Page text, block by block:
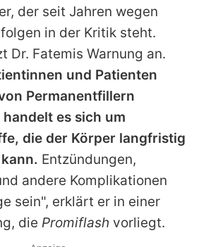
der seit Jahren wegen
in der Kritik steht.
Dr. Fatemis Warnung an.
und Patienten
Permanentfillern
es sich um
die der Körper langfristig
Entzündungen,
andere Komplikationen
sein", erklärt er in einer
die Promiflash vorliegt.